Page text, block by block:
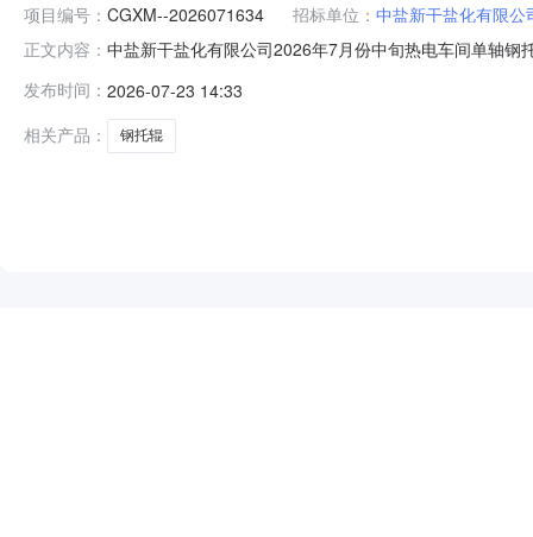
项目编号： CGXM--2026071634 招标单位： 中盐新干盐化有限公
正文内容： 中盐新干盐化有限公司2026年7月份中旬热电车间单轴
注1江阴市峰华电气机械设备有限公司四、联系方式：采
发布时间： 2026-07-23 14:33
相关产品：
钢托辊